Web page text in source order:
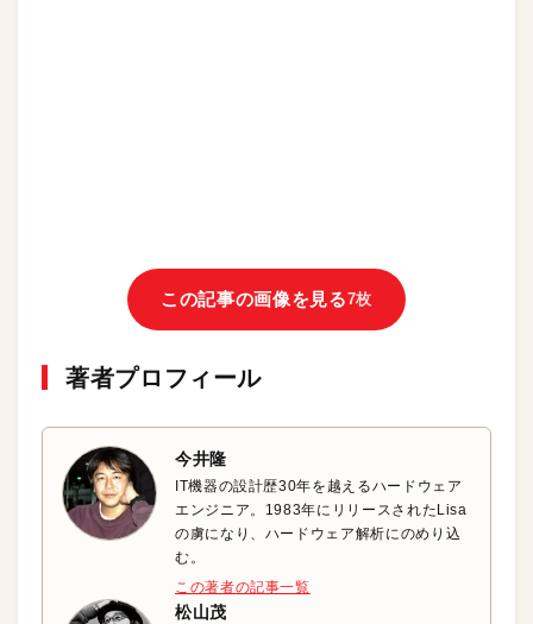
この記事の画像を見る7枚
著者プロフィール
今井隆
IT機器の設計歴30年を越えるハードウェア
エンジニア。1983年にリリースされたLisa
の虜になり、ハードウェア解析にのめり込
む。
この著者の記事一覧
松山茂